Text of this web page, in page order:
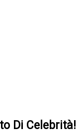
Di Celebrità!